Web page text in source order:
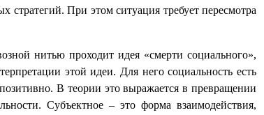
При этом ситуация требует пересмотра
нитью проходит идея «смерти социального»,
этой идеи. Для него социальность есть
В теории это выражается в превращении
Субъектное – это форма взаимодействия,